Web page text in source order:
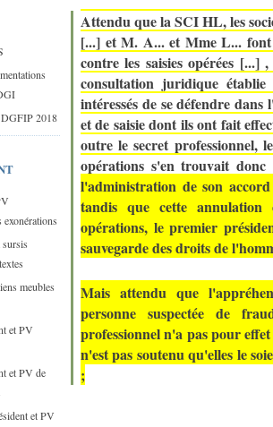
2018
meubles
et PV
et PV de
et PV
Attendu que la SCI HL, les
[...] et M. A... et Mme L...
contre les saisies opérées [...]
consultation juridique
intéressés de se défendre
et de saisie dont ils ont fait
outre le secret professionnel,
opérations s'en trouvait
l'administration de son
tandis que cette
opérations, le premier
sauvegarde des droits de
Mais attendu que
personne suspectée de
professionnel n'a pas pour
n'est pas soutenu qu'elles le
;